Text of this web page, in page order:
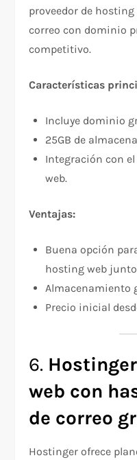
proveedor de
correo con dominio
competitivo.
Características
Incluye dominio
25GB de
Integración con
web.
Ventajas:
Buena opción
hosting web
Almacenamiento
Precio inicial
6.
web con
de correo
Hostinger ofrece